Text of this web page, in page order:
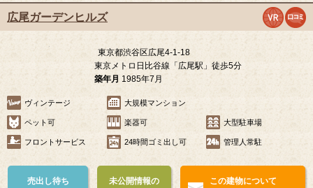
所在階
面積
48.59m
広尾ガーデンヒルズ
東京都渋谷区広尾4-1-18
東京メトロ日比谷線「広尾駅」徒歩5分
築年月
1985年7月